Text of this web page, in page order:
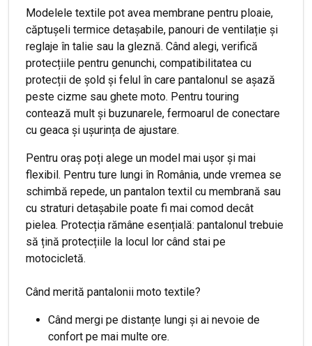
Modelele textile pot avea membrane pentru ploaie,
căptușeli termice detașabile, panouri de ventilație și
reglaje în talie sau la gleznă. Când alegi, verifică
protecțiile pentru genunchi, compatibilitatea cu
protecții de șold și felul în care pantalonul se așază
peste cizme sau ghete moto. Pentru touring
contează mult și buzunarele, fermoarul de conectare
cu geaca și ușurința de ajustare.
Pentru oraș poți alege un model mai ușor și mai
flexibil. Pentru ture lungi în România, unde vremea se
schimbă repede, un pantalon textil cu membrană sau
cu straturi detașabile poate fi mai comod decât
pielea. Protecția rămâne esențială: pantalonul trebuie
să țină protecțiile la locul lor când stai pe
motocicletă.
Când merită pantalonii moto textile?
Când mergi pe distanțe lungi și ai nevoie de
confort pe mai multe ore.